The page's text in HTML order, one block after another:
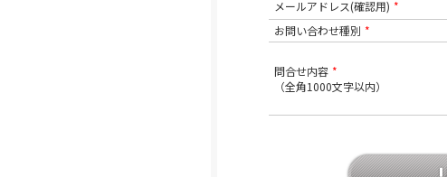
メールアドレス(確認用) *
お問い合わせ種別 *
問合せ内容 *
（全角1000文字以内）